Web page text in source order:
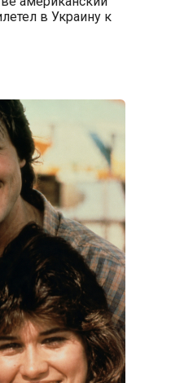
в Украину к